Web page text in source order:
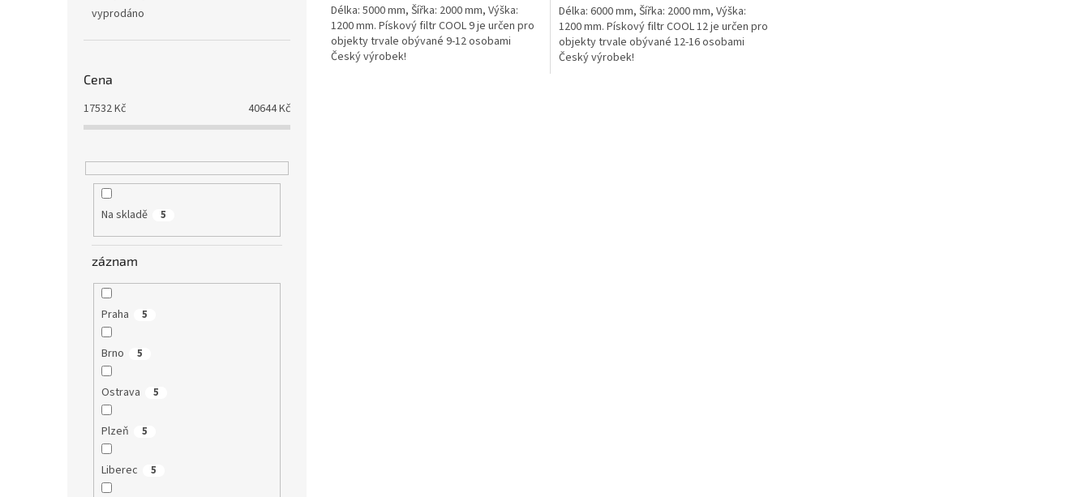
vyprodáno
Cena
17532Kč 40644Kč
Na skladě 5
záznam
Praha 5
Brno 5
Ostrava 5
Plzeň 5
Liberec 5
Délka: 5000 mm, Šířka: 2000 mm, Výška:
1200 mm. Pískový filtr COOL 9 je určen pro
objekty trvale obývané 9-12 osobami
Český výrobek!
Délka: 6000 mm, Šířka: 2000 mm, Výška:
1200 mm. Pískový filtr COOL 12 je určen pro
objekty trvale obývané 12-16 osobami
Český výrobek!